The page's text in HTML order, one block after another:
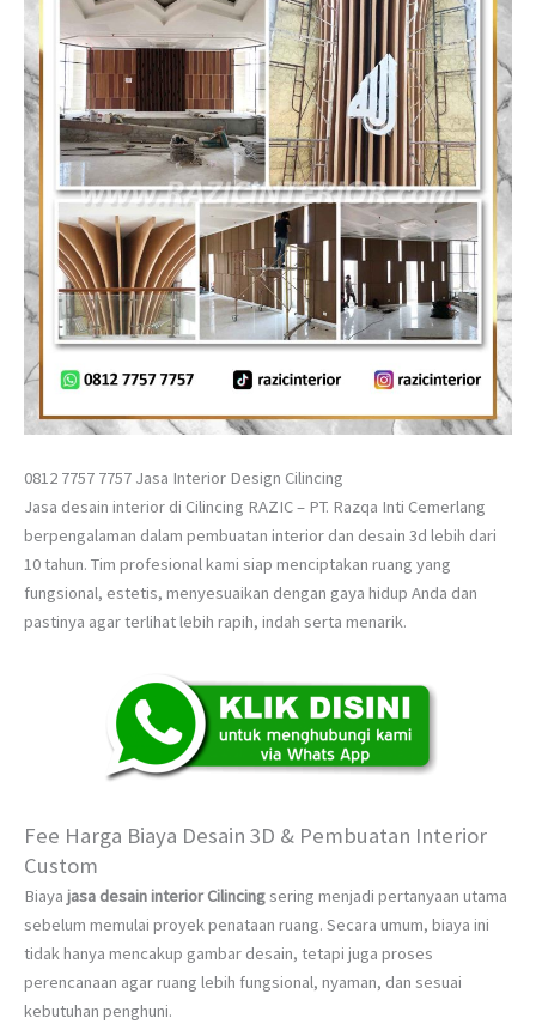
0812 7757 7757 Jasa Interior Design Cilincing
Jasa desain interior di Cilincing RAZIC – PT. Razqa Inti Cemerlang
berpengalaman dalam pembuatan interior dan desain 3d lebih dari
10 tahun. Tim profesional kami siap menciptakan ruang yang
fungsional, estetis, menyesuaikan dengan gaya hidup Anda dan
pastinya agar terlihat lebih rapih, indah serta menarik.
Fee Harga Biaya Desain 3D & Pembuatan Interior
Custom
Biaya jasa desain interior Cilincingsering menjadi pertanyaan utama
sebelum memulai proyek penataan ruang. Secara umum, biaya ini
tidak hanya mencakup gambar desain, tetapi juga proses
perencanaan agar ruang lebih fungsional, nyaman, dan sesuai
kebutuhan penghuni.